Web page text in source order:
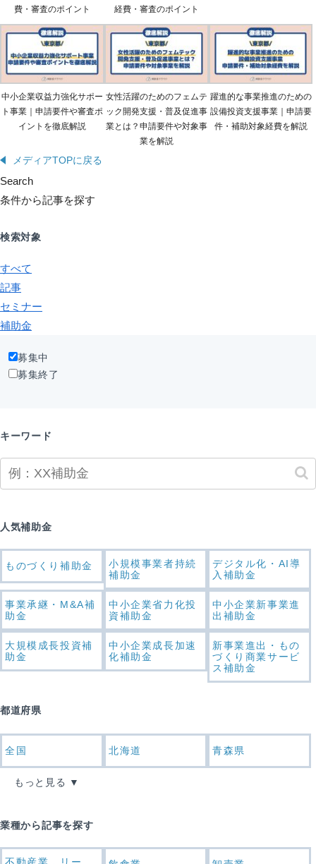
費・審査のポイント
経費・審査のポイント
中小企業収益力強化サポー
ト事業｜申請要件や審査ポ
イントを徹底解説
女性活躍のためのフェムテ
ック開発支援・普及促進事
業とは？申請要件や対象事
業を解説
躍進的な事業推進のための
設備投資支援事業｜申請要
件・補助対象経費を解説
メディアTOPに戻る
Search
条件から記事を探す
検索対象
すべて
記事
セミナー
補助金
募集中
募集終了
キーワード
人気補助金
ものづくり補助金
小規模事業者持続
補助金
デジタル化・AI導
入補助金
事業承継・M&A補
助金
中小企業省力化投
資補助金
中小企業新事業進
出補助金
大規模成長投資補
助金
中小企業成長加速
化補助金
新事業進出・もの
づくり商業サービ
ス補助金
都道府県
全国 北海道 青森県
もっと見る
業種から記事を探す
不動産業，リー